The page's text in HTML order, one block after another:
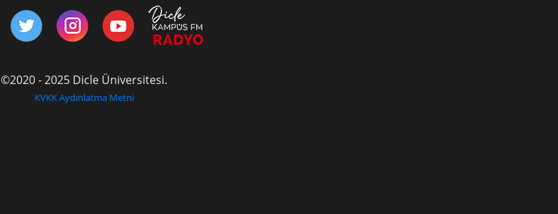
©2020 - 2025 Dicle Üniversitesi.
KVKK Aydınlatma Metni